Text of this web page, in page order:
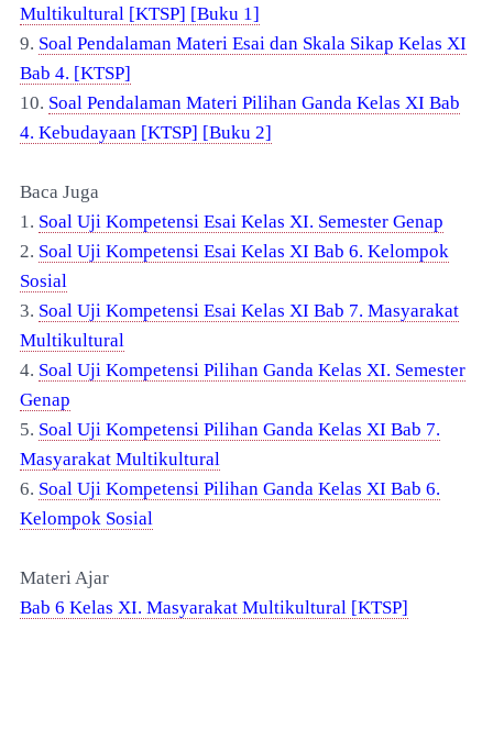
Multikultural [KTSP] [Buku 1]
9. Soal Pendalaman Materi Esai dan Skala Sikap Kelas XI
Bab 4. [KTSP]
10. Soal Pendalaman Materi Pilihan Ganda Kelas XI Bab
4. Kebudayaan [KTSP] [Buku 2]
Baca Juga
1. Soal Uji Kompetensi Esai Kelas XI. Semester Genap
2. Soal Uji Kompetensi Esai Kelas XI Bab 6. Kelompok
Sosial
3. Soal Uji Kompetensi Esai Kelas XI Bab 7. Masyarakat
Multikultural
4. Soal Uji Kompetensi Pilihan Ganda Kelas XI. Semester
Genap
5. Soal Uji Kompetensi Pilihan Ganda Kelas XI Bab 7.
Masyarakat Multikultural
6. Soal Uji Kompetensi Pilihan Ganda Kelas XI Bab 6.
Kelompok Sosial
Materi Ajar
Bab 6 Kelas XI. Masyarakat Multikultural [KTSP]